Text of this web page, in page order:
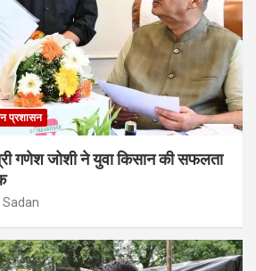
प्रशासन
गणेश जोशी ने युवा किसान की सफलता
Sadan